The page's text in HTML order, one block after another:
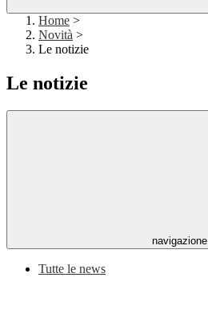
Home >
Novità >
Le notizie
Le notizie
navigazione
Tutte le news